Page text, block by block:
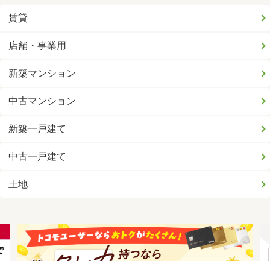
賃貸
店舗・事業用
新築マンション
中古マンション
新築一戸建て
中古一戸建て
土地